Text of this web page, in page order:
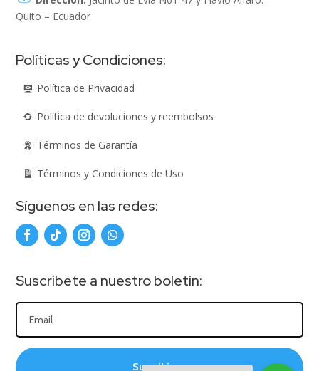
Quito – Ecuador
Políticas y Condiciones:
Política de Privacidad
Política de devoluciones y reembolsos
Términos de Garantía
Términos y Condiciones de Uso
Síguenos en las redes:
Suscríbete a nuestro boletín:
Suscribirme